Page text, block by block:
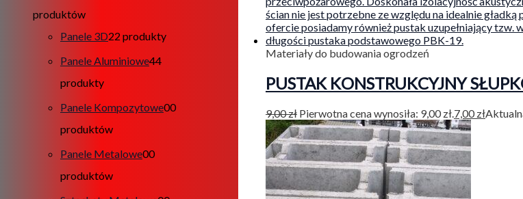
produktów
Panele 3D22 produkty
Panele Aluminiowe44
produkty
Panele Kompozytowe00
produktów
Panele Metalowe00
produktów
Materiały do budowania ogrodzeń
PUSTAK KONSTRUKCYJNY
9,00zł Pierwotna cena wynosiła: 9,00 zł.7,00zł